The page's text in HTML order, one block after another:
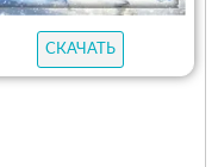
СКАЧАТЬ